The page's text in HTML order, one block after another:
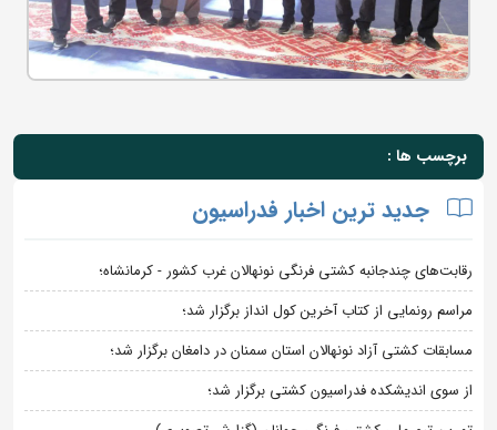
برچسب ها :
جدید ترین اخبار فدراسیون
رقابت‌های چندجانبه کشتی فرنگی نونهالان غرب کشور - کرمانشاه؛
مراسم رونمایی از کتاب آخرین کول انداز برگزار شد؛
مسابقات کشتی آزاد نونهالان استان سمنان در دامغان برگزار شد؛
از سوی اندیشکده فدراسیون کشتی برگزار شد؛